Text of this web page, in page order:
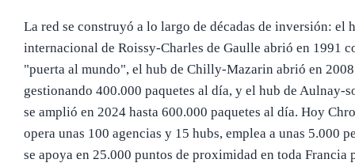
La red se construyó a lo largo de décadas de inversión: el
internacional de Roissy-Charles de Gaulle abrió en 1991
"puerta al mundo", el hub de Chilly-Mazarin abrió en 2008
gestionando 400.000 paquetes al día, y el hub de Aulnay-
se amplió en 2024 hasta 600.000 paquetes al día. Hoy
opera unas 100 agencias y 15 hubs, emplea a unas 5.000
se apoya en 25.000 puntos de proximidad en toda Francia